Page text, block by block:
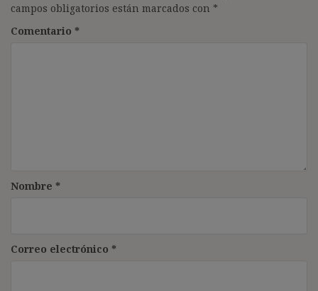
campos obligatorios están marcados con *
Comentario *
Nombre *
Correo electrónico *